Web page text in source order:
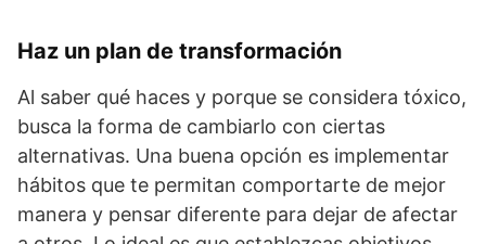
Haz un plan de transformación
Al saber qué haces y porque se considera tóxico,
busca la forma de cambiarlo con ciertas
alternativas. Una buena opción es implementar
hábitos que te permitan comportarte de mejor
manera y pensar diferente para dejar de afectar